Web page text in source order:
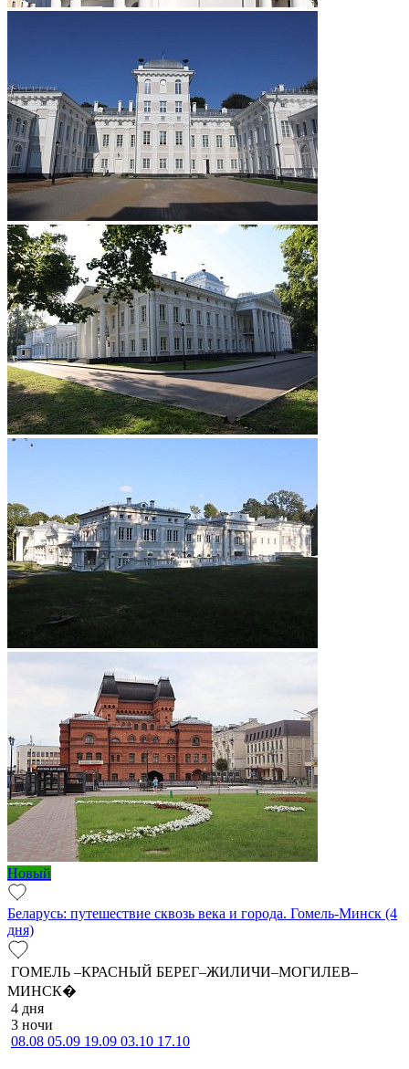
Новый
Беларусь: путешествие сквозь века и города. Гомель-Минск (4
дня)
ГОМЕЛЬ –КРАСНЫЙ БЕРЕГ–ЖИЛИЧИ–МОГИЛЕВ–
МИНСК�
4 дня
3 ночи
08.08 05.09 19.09 03.10 17.10